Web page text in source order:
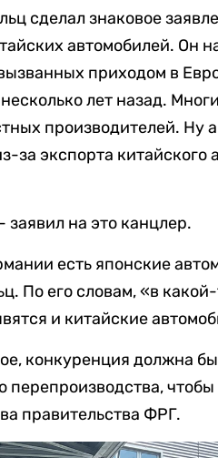
сделал знаковое
автомобилей. Он
приходом в
лет назад.
производителей. Ну
за экспорта китайского
на это канцлер.
есть японские
По его словам, «в
и китайские
конкуренция должна
перепроизводства,
правительства ФРГ.